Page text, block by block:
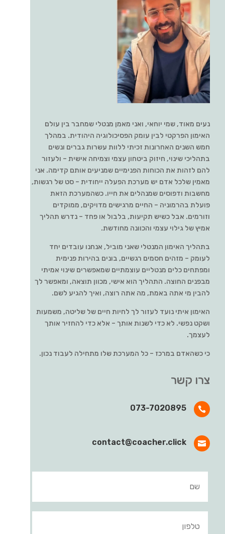
נעים מאוד, שמי יוחאי, ואני מאמן מנטלי שמחבר בין עולם
האימון הפרקטי לבין עומק הפסיכולוגיה היהודית. במהלך
חמש השנים האחרונות זכיתי ללוות עשרות גברים ונשים
בתהליכי שינוי, חיזוק ביטחון עצמי וצמיחה אישית – ולעזור
להם לזהות את הכוחות הפנימיים שמניעים אותם קדימה. אני
מאמין שלכל אדם יש מערכת הפעלה ייחודית – סט של רגשות,
מחשבות ודפוסים שמנהלים את חייו. כשהמערכת הזאת
פועלת בהרמוניה – החיים מרגישים מדויקים, ממוקדים
וזורמים. אבל כשיש תקיעות, בלבול או פחד – נדרש תהליך
אמיץ של גילוי עצמי והכוונה מחודשת.
בתהליך האימון המנטלי שאני מוביל, אנחנו עובדים יחד
לעומק – מזהים חסמים רגשיים, בונים בהירות פנימית
ומפתחים כלים מנטליים עוצמתיים שמאפשרים שינוי אמיתי
מבפנים החוצה. התהליך הוא אישי, מכוון תוצאה, ומאפשר לך
להבין מי אתה באמת, מה אתה רוצה, ואיך להגיע לשם.
האימון איתי נועד לעזור לך לחיות חיים של שליטה, משמעות
ושקט נפשי. לא כדי לשנות אותך – אלא כדי להחזיר אותך
לעצמך.
כי כשהאדם במרכז – כל המערכת שלו מתחילה לעבוד נכון.
צרו קשר

073-7020895

contact@coacher.click